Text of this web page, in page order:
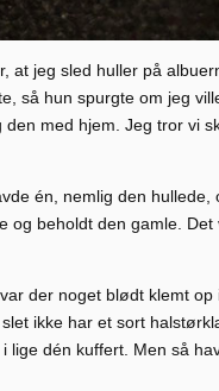
at jeg sled huller på
så hun spurgte om jeg
med hjem. Jeg tror vi
én, nemlig den hullede,
og beholdt den gamle. Det
der noget blødt klemt op
ikke har et sort
lige dén kuffert. Men så